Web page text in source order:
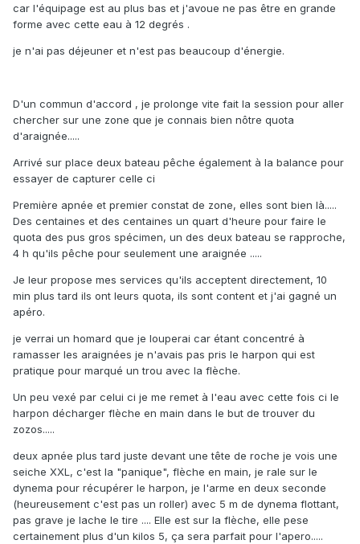
car l'équipage est au plus bas et j'avoue ne pas être en grande
forme avec cette eau à 12 degrés .
je n'ai pas déjeuner et n'est pas beaucoup d'énergie.
D'un commun d'accord , je prolonge vite fait la session pour aller
chercher sur une zone que je connais bien nôtre quota
d'araignée.....
Arrivé sur place deux bateau pêche également à la balance pour
essayer de capturer celle ci
Première apnée et premier constat de zone, elles sont bien là.....
Des centaines et des centaines un quart d'heure pour faire le
quota des pus gros spécimen, un des deux bateau se rapproche,
4 h qu'ils pêche pour seulement une araignée .....
Je leur propose mes services qu'ils acceptent directement, 10
min plus tard ils ont leurs quota, ils sont content et j'ai gagné un
apéro.
je verrai un homard que je louperai car étant concentré à
ramasser les araignées je n'avais pas pris le harpon qui est
pratique pour marqué un trou avec la flèche.
Un peu vexé par celui ci je me remet à l'eau avec cette fois ci le
harpon décharger flèche en main dans le but de trouver du
zozos.....
deux apnée plus tard juste devant une tête de roche je vois une
seiche XXL, c'est la "panique", flèche en main, je rale sur le
dynema pour récupérer le harpon, je l'arme en deux seconde
(heureusement c'est pas un roller) avec 5 m de dynema flottant,
pas grave je lache le tire .... Elle est sur la flèche, elle pese
certainement plus d'un kilos 5, ça sera parfait pour l'apero.....